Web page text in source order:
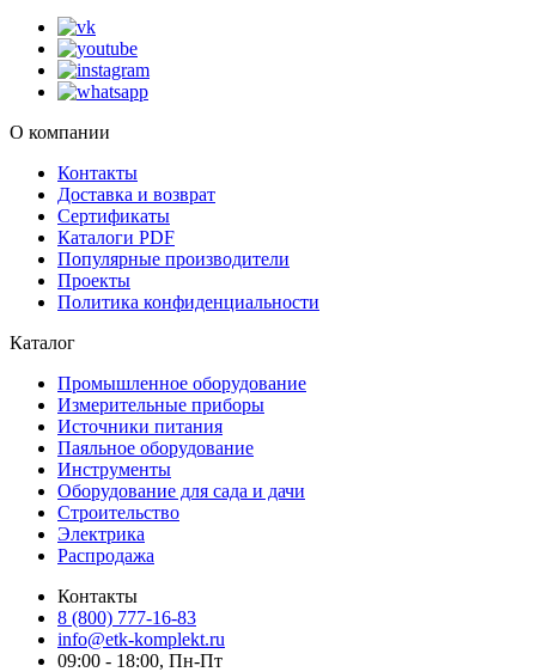
О компании
Контакты
Доставка и возврат
Сертификаты
Каталоги PDF
Популярные производители
Проекты
Политика конфиденциальности
Каталог
Промышленное оборудование
Измерительные приборы
Источники питания
Паяльное оборудование
Инструменты
Оборудование для сада и дачи
Строительство
Электрика
Распродажа
Контакты
8 (800) 777-16-83
info@etk-komplekt.ru
09:00 - 18:00, Пн-Пт